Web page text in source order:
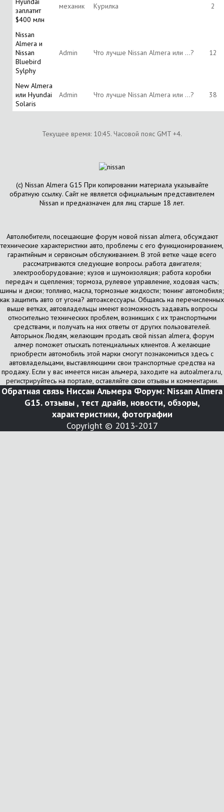
заплатит
$400 млн
механик Курилка 2
Nissan
Almera и
Nissan
Bluebird
Sylphy
Аdmin Что лучше Nissan Almera или ...? 12
New Almera
или Hyundai
Solaris
Аdmin Что лучше Nissan Almera или ...? 38
Текущее время: 10:45. Часовой пояс GMT +4.
(с) Nissan Almera G15 При копировании материала указывайте
обратную ссылку. Сайт не является официальным представителем
Nissan и предназначен для лиц старше 18 лет.
Автолюбители, посещающие форум новой nissan almera, обсуждают
технические характеристики авто, проблемы с его функционированием,
гарантийным и сервисным обслуживанием. В этой ветке чаще всего
рассматриваются следующие вопросы. работа двигателя;
электрооборудование; кузов и шумоизоляция; работа коробки
передач и сцепления; тормоза, рулевое управление, ходовая часть;
шины и диски; топливо, масла, тормозные жидкости; тюнинг автомобиля;
как защитить авто от угона? автоаксессуары. Общаясь на перечисленных
выше ветках, автовладельцы имеют возможность задавать вопросы
относительно технических проблем, возникших с их транспортными
средствами, и получать на них ответы от других пользователей.
Авторынок Людям, желающим продать свой nissan almera, форум
алмер поможет отыскать потенциальных клиентов. А желающие
приобрести автомобиль этой марки смогут познакомиться здесь с
автовладельцами, выставляющими свои транспортные средства на
продажу. Если у вас имеется нисан альмера, заходите на autoalmera.ru,
регистрируйтесь на портале, оставляйте свои отзывы и комментарии.
Обратная связь Ниссан Альмера Форум: Nissan Almera
G15. отзывы , тест драйв, новости, обзоры,
характеристики, фотографии
Copyright © 2013-2017